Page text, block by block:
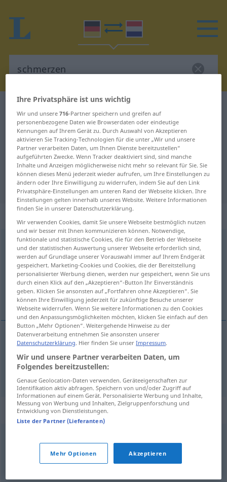
Deutsch-Niederländisch
Übersetzung für "schmerzen"
"schmerzen" Niederländisch
Übersetzung
schmerzen <-t >
Übersicht aller Übersetzungen
(Für mehr Details die Übersetzung anklicken/antippen)
pijn doen, verdriet doen
pijndoen schmerzen
verdrietdoen schmerzen
Synonyme für "schmerzen"
Ihre Privatsphäre ist uns wichtig
Wir und unsere716-Partner speichern und greifen auf
personenbezogene Daten wie Browserdaten oder eindeutige
Kennungen auf Ihrem Gerät zu. Durch Auswahl von Akzeptieren
aktivieren Sie Tracking-Technologien für die unter „Wir und unsere
Partner verarbeiten Daten, um Ihnen Dienste bereitzustellen“
aufgeführten Zwecke. Wenn Tracker deaktiviert sind, sind manche
Inhalte und Anzeigen möglicherweise nicht mehr so relevant für Sie. Sie
können dieses Menü jederzeit wieder aufrufen, um Ihre Einstellungen zu
ändern oder Ihre Einwilligung zu widerrufen, indem Sie auf den Link
Privatsphäre-Einstellungen am unteren Rand der Webseite klicken. Ihre
Einstellungen gelten innerhalb unseres Website. Weitere Informationen
finden Sie in unserer Datenschutzerklärung.
Wir verwenden Cookies, damit Sie unsere Webseite bestmöglich nutzen
und wir besser mit Ihnen kommunizieren können. Notwendige,
funktionale und statistische Cookies, die für den Betrieb der Webseite
und der statistischen Auswertung unserer Webseite erforderlich sind,
werden auf Grundlage unserer Vorauswahl immer auf Ihrem Endgerät
gespeichert. Marketing-Cookies und Cookies, die der Bereitstellung
personalisierter Werbung dienen, werden nur gespeichert, wenn Sie uns
durch einen Klick auf den „Akzeptieren“-Button Ihr Einverständnis
geben. Klicken Sie ansonsten auf „Fortfahren ohne Akzeptieren“. Sie
können Ihre Einwilligung jederzeit für zukünftige Besuche unserer
Webseite widerrufen. Wenn Sie weitere Informationen zu den Cookies
und den Anpassungsmöglichkeiten möchten, klicken Sie einfach auf den
Button „Mehr Optionen“. Weitergehende Hinweise zu der
Datenverarbeitung entnehmen Sie ansonsten unserer
Datenschutzerklärung. Hier finden Sie unserImpressum.
Wir und unsere Partner verarbeiten Daten, um
Folgendes bereitzustellen:
Genaue Geolocation-Daten verwenden. Geräteeigenschaften zur
Identifikation aktiv abfragen. Speichern von und/oder Zugriff auf
Informationen auf einem Gerät. Personalisierte Werbung und Inhalte,
Messung von Werbung und Inhalten, Zielgruppenforschung und
Entwicklung von Dienstleistungen.
Liste der Partner (Lieferanten)
Mehr Optionen Akzeptieren